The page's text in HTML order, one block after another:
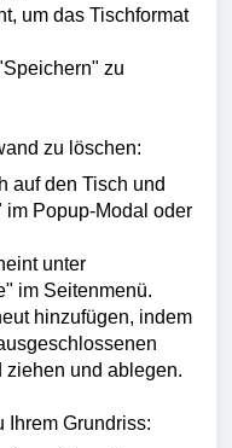
um das Tischformat
zu
zu löschen:
auf den Tisch und
im Popup-Modal oder
unter
im Seitenmenü.
hinzufügen, indem
ziehen und ablegen.
Ihrem Grundriss: